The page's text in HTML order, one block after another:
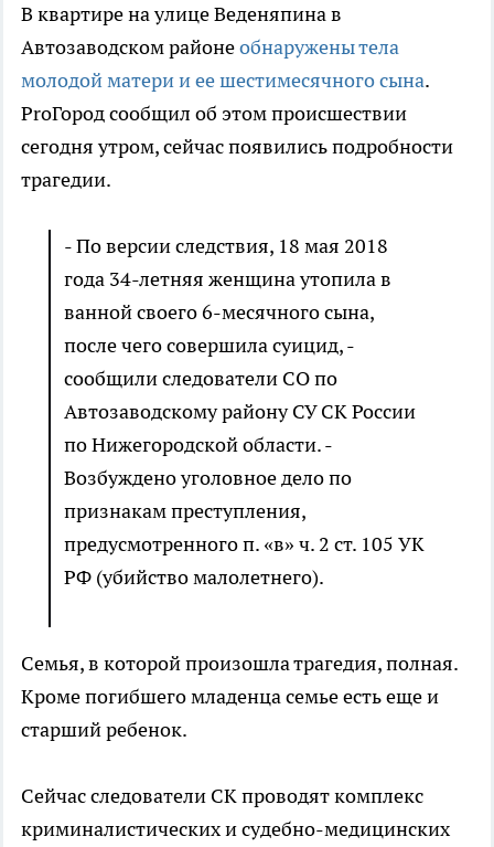
В квартире на улице Веденяпина в
Автозаводском районеобнаружены тела
молодой матери и ее шестимесячного сына.
ProГород сообщил об этом происшествии
сегодня утром, сейчас появились подробности
трагедии.
- По версии следствия, 18 мая 2018
года 34-летняя женщина утопила в
ванной своего 6-месячного сына,
после чего совершила суицид, -
сообщили следователи СО по
Автозаводскому району СУ СК России
по Нижегородской области. -
Возбуждено уголовное дело по
признакам преступления,
предусмотренного п. «в» ч. 2 ст. 105 УК
РФ (убийство малолетнего).
Семья, в которой произошла трагедия, полная.
Кроме погибшего младенца семье есть еще и
старший ребенок.
Сейчас следователи СК проводят комплекс
криминалистических и судебно-медицинских